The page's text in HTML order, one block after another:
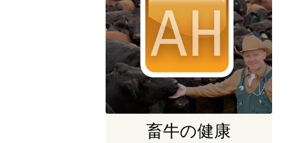
畜牛の健康